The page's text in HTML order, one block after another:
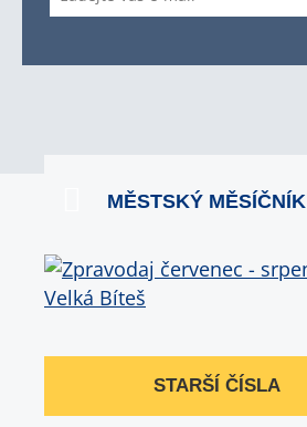
MĚSTSKÝ MĚSÍČNÍK
STARŠÍ ČÍSLA